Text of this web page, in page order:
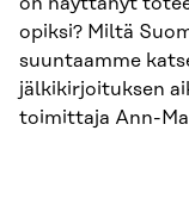
opiksi? Miltä
suuntaamme
jälkikirjoituksen
toimittaja Ann-